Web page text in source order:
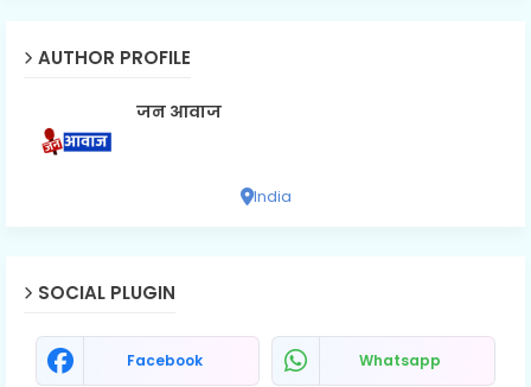
AUTHOR PROFILE
जन आवाज
India
SOCIAL PLUGIN
Facebook Whatsapp